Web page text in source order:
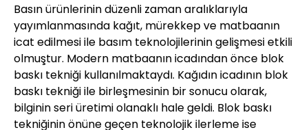
Basın ürünlerinin düzenli zaman aralıklarıyla
yayımlanmasında kağıt, mürekkep ve matbaanın
icat edilmesi ile basım teknolojilerinin gelişmesi etkili
olmuştur. Modern matbaanın icadından önce blok
baskı tekniği kullanılmaktaydı. Kağıdın icadının blok
baskı tekniği ile birleşmesinin bir sonucu olarak,
bilginin seri üretimi olanaklı hale geldi. Blok baskı
tekniğinin önüne geçen teknolojik ilerleme ise